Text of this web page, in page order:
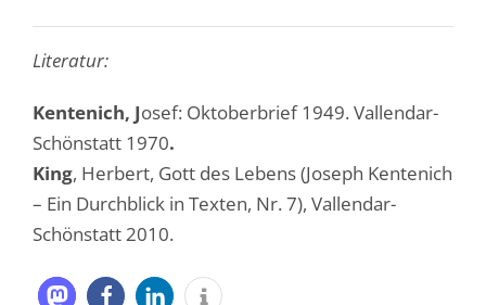
Literatur:
Kentenich, Josef: Oktoberbrief 1949. Vallendar-
Schönstatt 1970.
King, Herbert, Gott des Lebens (Joseph Kentenich
– Ein Durchblick in Texten, Nr. 7), Vallendar-
Schönstatt 2010.